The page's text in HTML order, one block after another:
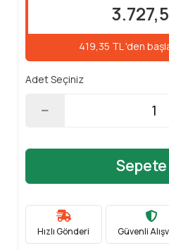
419,35 TL 'den
Adet Seçiniz
Sepete
Hızlı Gönderi Güvenli